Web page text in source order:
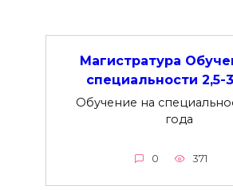
Магистратура
специальности 2,5-
Обучение на
года
0 371